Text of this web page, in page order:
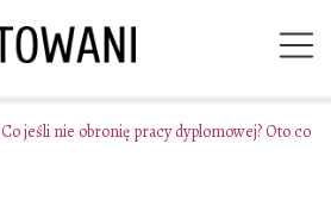
Co jeśli nie obronię pracy dyplomowej? Oto co